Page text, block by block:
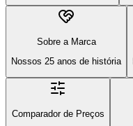
Sobre a Marca
Nossos 25 anos de história
Comparador de Preços